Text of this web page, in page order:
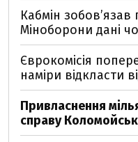
Кабмін
Міноборони дані
Єврокомісія
наміри відкласти
Привласнення
справу